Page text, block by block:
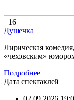
+16
Душечка
Лирическая
«чеховским»
Подробнее
Дата спектаклей
02.09.2026